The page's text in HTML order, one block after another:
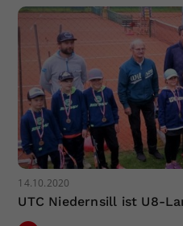
14.10.2020
UTC Niedernsill ist U8-